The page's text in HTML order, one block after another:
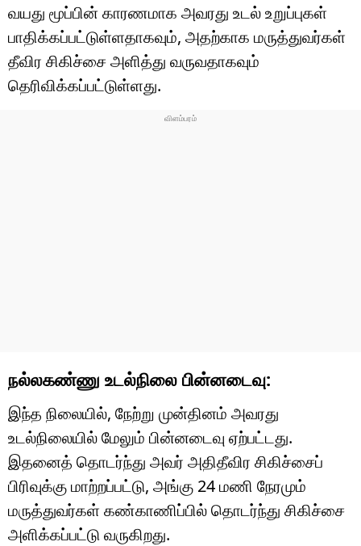
வயது மூப்பின் காரணமாக அவரது உடல் உறுப்புகள்
பாதிக்கப்பட்டுள்ளதாகவும், அதற்காக மருத்துவர்கள்
தீவிர சிகிச்சை அளித்து வருவதாகவும்
தெரிவிக்கப்பட்டுள்ளது.
நல்லகண்ணு உடல்நிலை பின்னடைவு:
இந்த நிலையில், நேற்று முன்தினம் அவரது
உடல்நிலையில் மேலும் பின்னடைவு ஏற்பட்டது.
இதனைத் தொடர்ந்து அவர் அதிதீவிர சிகிச்சைப்
பிரிவுக்கு மாற்றப்பட்டு, அங்கு 24 மணி நேரமும்
மருத்துவர்கள் கண்காணிப்பில் தொடர்ந்து சிகிச்சை
அளிக்கப்பட்டு வருகிறது.